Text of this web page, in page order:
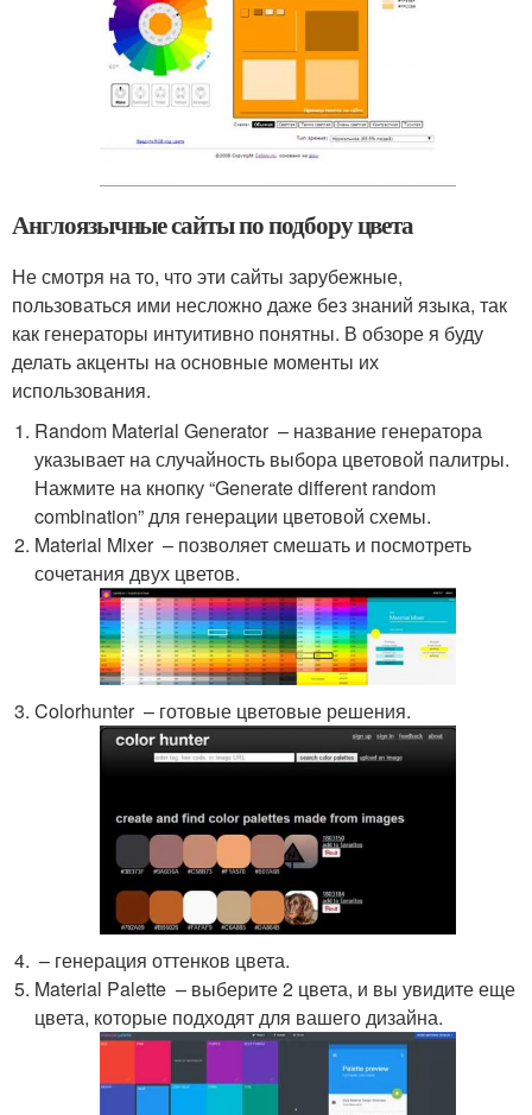
Англоязычные сайты по подбору цвета
Не смотря на то, что эти сайты зарубежные,
пользоваться ими несложно даже без знаний языка, так
как генераторы интуитивно понятны. В обзоре я буду
делать акценты на основные моменты их
использования.
Random Material Generator – название генератора
указывает на случайность выбора цветовой палитры.
Нажмите на кнопку “Generate different random
combination” для генерации цветовой схемы.
Material Mixer – позволяет смешать и посмотреть
сочетания двух цветов.
Colorhunter – готовые цветовые решения.
– генерация оттенков цвета.
Material Palette – выберите 2 цвета, и вы увидите еще
цвета, которые подходят для вашего дизайна.